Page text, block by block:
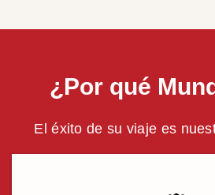
¿Por qué
El éxito de su viaje es